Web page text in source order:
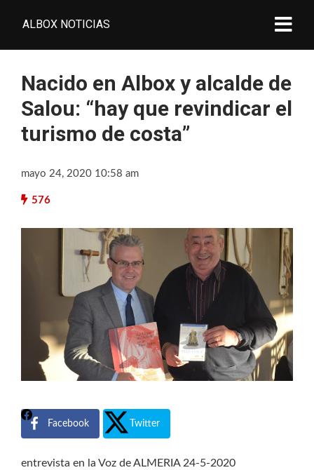
ALBOX NOTICIAS
Nacido en Albox y alcalde de
Salou: “hay que revindicar el
turismo de costa”
mayo 24, 2020 10:58 am
576
Facebook Twitter
entrevista en la Voz de ALMERIA 24-5-2020